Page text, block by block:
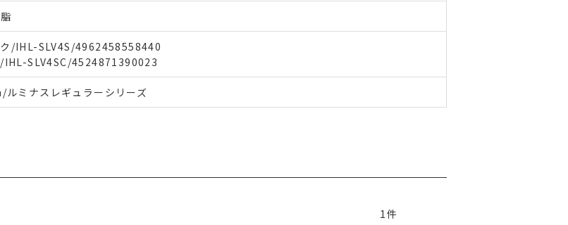
/IHL-SLV4S/4962458558440
IHL-SLV4SC/4524871390023
ミナスレギュラーシリーズ
1